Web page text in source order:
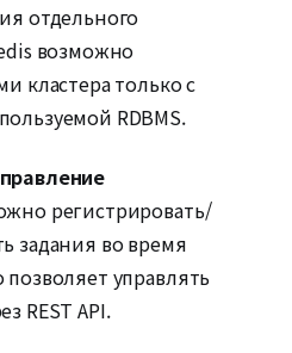
отдельного
возможно
кластера только с
RDBMS.
регистрировать/
задания во время
управлять
REST API.